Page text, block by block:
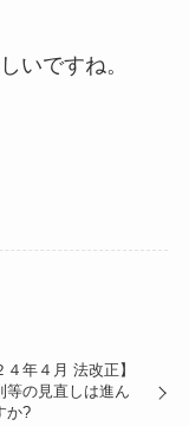
いですね。
４年４月 法改正】
等の見直しは進ん
か?